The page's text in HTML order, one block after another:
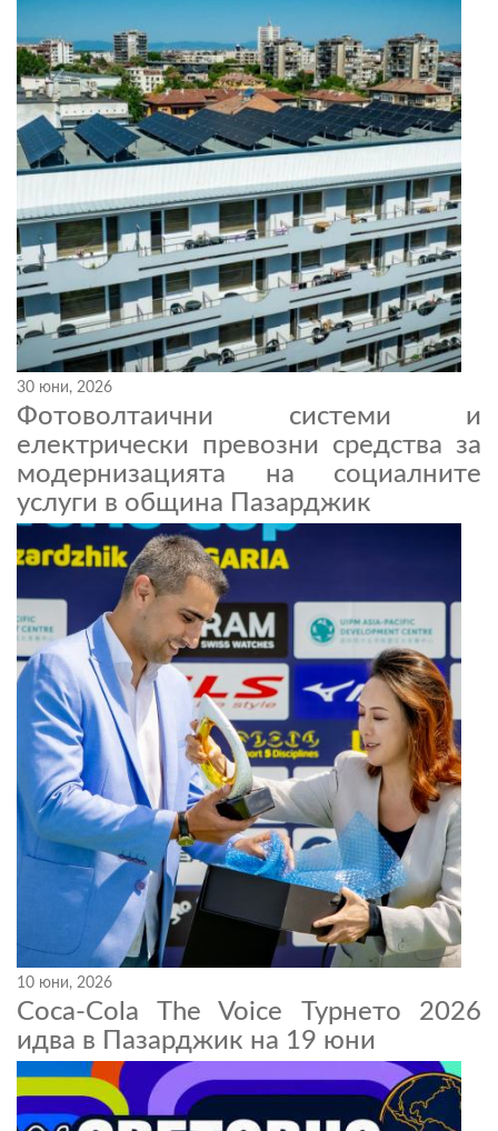
30 юни, 2026
Фотоволтаични системи и
електрически превозни средства за
модернизацията на социалните
услуги в община Пазарджик
10 юни, 2026
Coca-Cola The Voice Турнето 2026
идва в Пазарджик на 19 юни